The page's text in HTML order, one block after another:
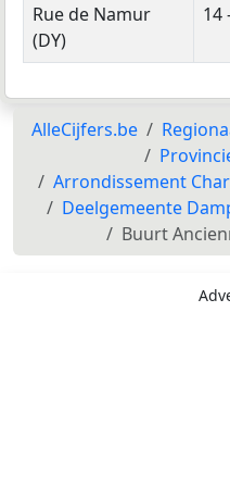
Rue de Namur
(DY)
14
AlleCijfers.be
Arrondissement
Deelgemeente
Buurt